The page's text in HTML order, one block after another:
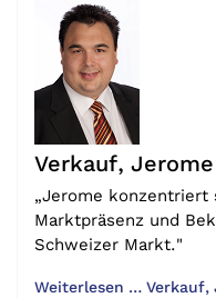
Verkauf,
„Jerome konzentriert
Marktpräsenz und
Schweizer Markt."
Weiterlesen … Verkauf,